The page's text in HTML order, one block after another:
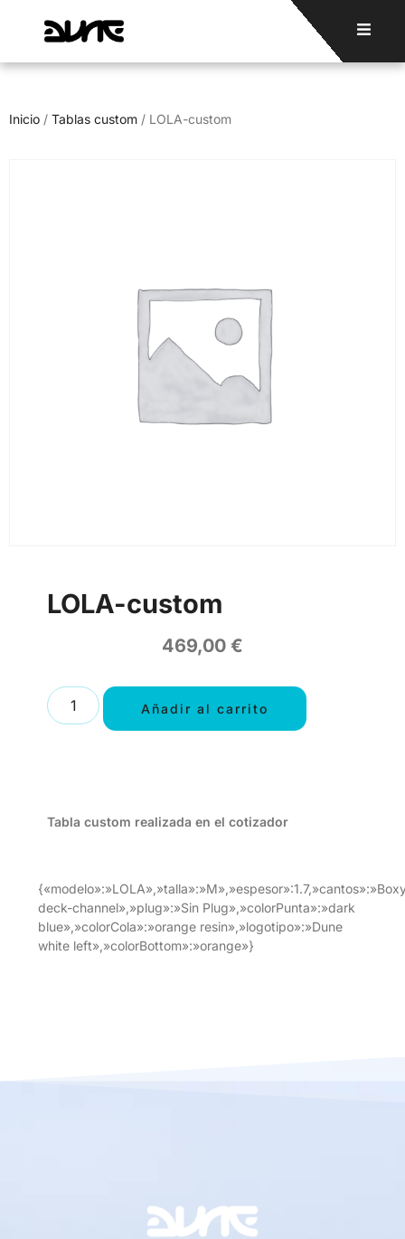
Inicio / Tablas custom / LOLA-custom
LOLA-custom
469,00 €
Añadir al carrito
Tabla custom realizada en el cotizador
deck-channel»,»plug»:»Sin Plug»,»colorPunta»:»dark
blue»,»colorCola»:»orange resin»,»logotipo»:»Dune
white left»,»colorBottom»:»orange»}